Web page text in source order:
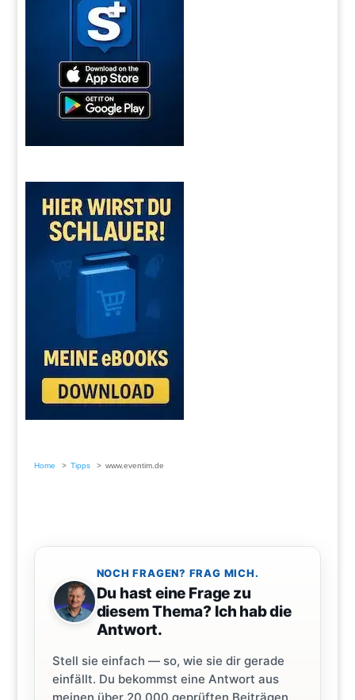
Home Tipps www.eventim.de
NOCH FRAGEN? FRAG MICH.
Du hast eine Frage zu
diesem Thema? Ich hab die
Antwort.
Stell sie einfach — so, wie sie dir gerade
einfällt. Du bekommst eine Antwort aus